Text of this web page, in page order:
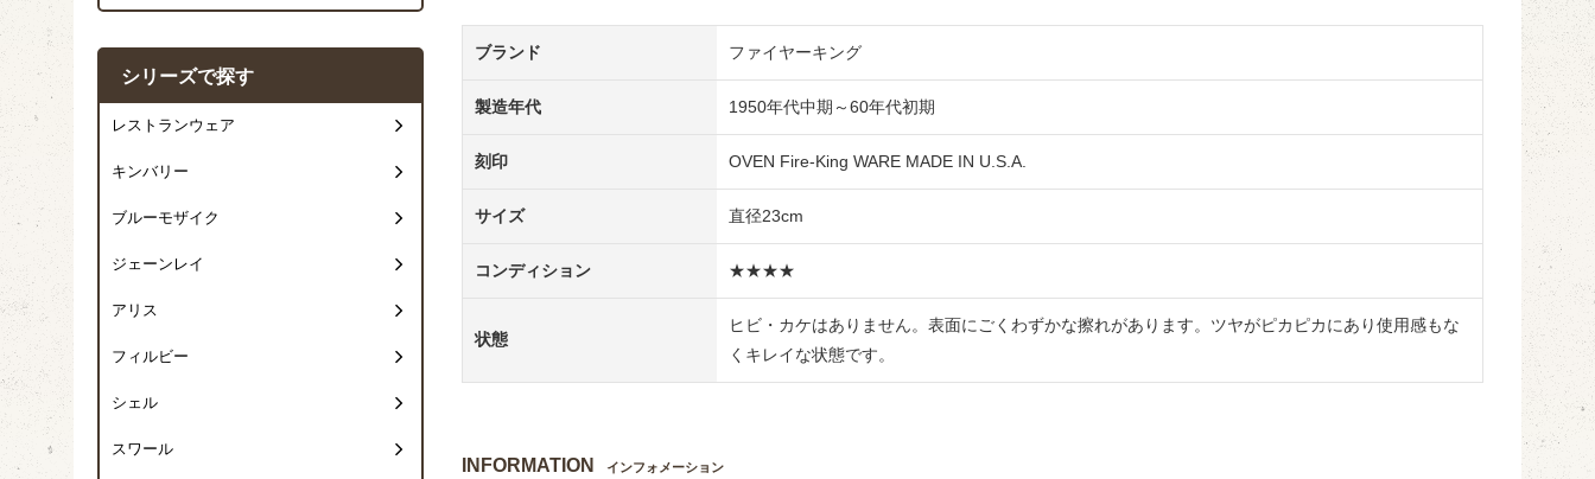
ブランド ファイヤーキング
製造年代 1950年代中期～60年代初期
刻印 OVEN Fire-King WARE MADE IN U.S.A.
サイズ 直径23cm
コンディション ★★★★
状態
ヒビ・カケはありません。表面にごくわずかな擦れがあります。ツヤがピカピカにあり使用感もな
くキレイな状態です。
INFORMATION インフォメーション
シリーズで探す
レストランウェア
キンバリー
ブルーモザイク
ジェーンレイ
アリス
フィルビー
シェル
スワール